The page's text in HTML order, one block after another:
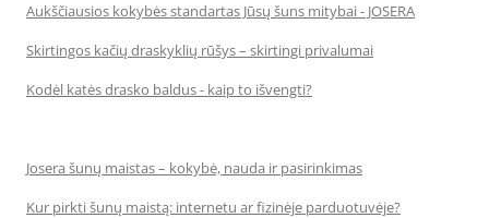
Aukščiausios kokybės standartas Jūsų šuns mitybai - JOSERA
Skirtingos kačių draskyklių rūšys – skirtingi privalumai
Kodėl katės drasko baldus - kaip to išvengti?
Josera šunų maistas – kokybė, nauda ir pasirinkimas
Kur pirkti šunų maistą: internetu ar fizinėje parduotuvėje?